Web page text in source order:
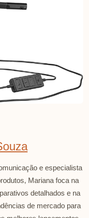
e especialista
Mariana foca na
detalhados e na
de mercado para